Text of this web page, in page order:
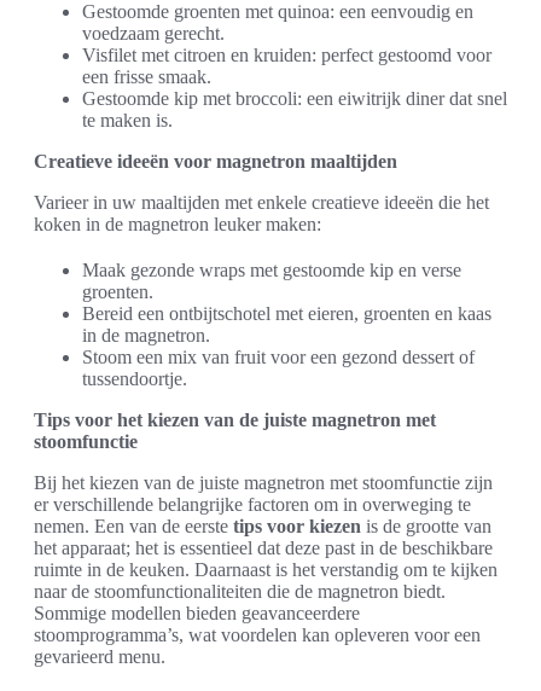
Gestoomde groenten met quinoa: een eenvoudig en
voedzaam gerecht.
Visfilet met citroen en kruiden: perfect gestoomd voor
een frisse smaak.
Gestoomde kip met broccoli: een eiwitrijk diner dat snel
te maken is.
Creatieve ideeën voor magnetron maaltijden
Varieer in uw maaltijden met enkele creatieve ideeën die het
koken in de magnetron leuker maken:
Maak gezonde wraps met gestoomde kip en verse
groenten.
Bereid een ontbijtschotel met eieren, groenten en kaas
in de magnetron.
Stoom een mix van fruit voor een gezond dessert of
tussendoortje.
Tips voor het kiezen van de juiste magnetron met
stoomfunctie
Bij het kiezen van de juiste magnetron met stoomfunctie zijn
er verschillende belangrijke factoren om in overweging te
nemen. Een van de eerste tips voor kiezen is de grootte van
het apparaat; het is essentieel dat deze past in de beschikbare
ruimte in de keuken. Daarnaast is het verstandig om te kijken
naar de stoomfunctionaliteiten die de magnetron biedt.
Sommige modellen bieden geavanceerdere
stoomprogramma’s, wat voordelen kan opleveren voor een
gevarieerd menu.